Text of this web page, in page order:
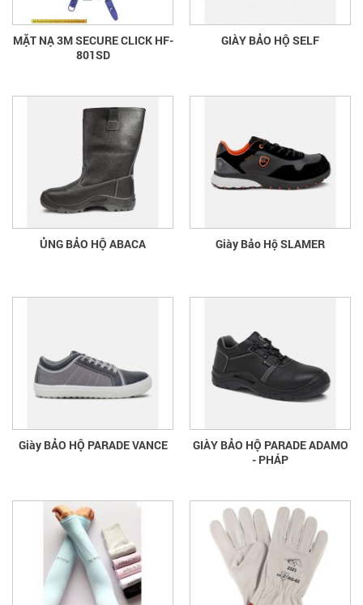
MẶT NẠ 3M SECURE CLICK HF-
801SD
GIÀY BẢO HỘ SELF
ỦNG BẢO HỘ ABACA Giày Bảo Hộ SLAMER
Giày BẢO HỘ PARADE VANCE
GIÀY BẢO HỘ PARADE ADAMO
- PHÁP